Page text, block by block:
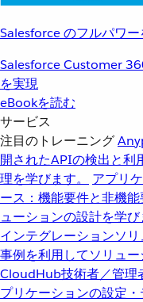
Salesforce のフルパワ
Salesforce Customer
を実現
eBookを読む
サービス
注目のトレーニング
開されたAPIの検出と利
理を学びます。
アプリ
ース：機能要件と非機
ューションの設計を学び
インテグレーションソ
事例を利用してソリュー
CloudHub技術者／管理
プリケーションの設定